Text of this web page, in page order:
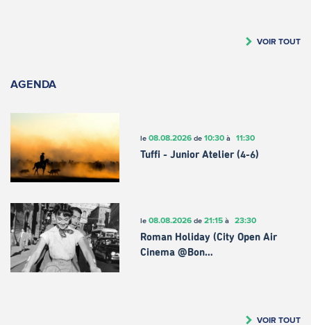
VOIR TOUT
AGENDA
le 08.08.2026de 10:30à 11:30
Tuffi - Junior Atelier (4-6)
le 08.08.2026de 21:15à 23:30
Roman Holiday (City Open Air
Cinema @Bon…
VOIR TOUT